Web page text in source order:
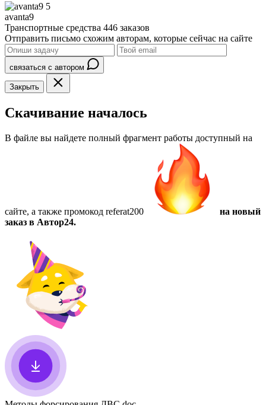
5
avanta9
Транспортные средства 446 заказов
Отправить письмо схожим авторам, которые сейчас на сайте
связаться с автором
Закрыть
Скачивание началось
В файле вы найдете полный фрагмент работы доступный на
сайте, а также промокод referat200
на новый
заказ в Автор24.